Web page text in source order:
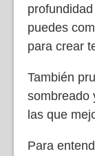
puedes
para crear
También
sombreado
las que
Para